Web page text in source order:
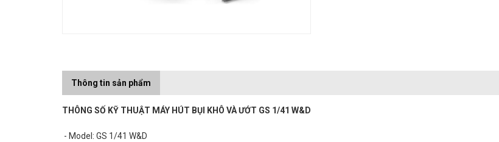
Thông tin sản phẩm
THÔNG SỐ KỸ THUẬT MÁY HÚT BỤI KHÔ VÀ ƯỚT GS 1/41 W&D
- Model: GS 1/41 W&D